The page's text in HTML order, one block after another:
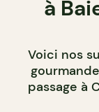
à
Voici nos
passage à